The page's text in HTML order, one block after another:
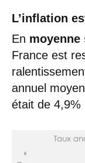
L’inflation
En moyenne
France est
annuel
était de 4,9%